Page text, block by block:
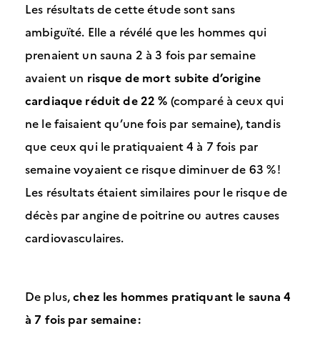
Les résultats de cette étude sont sans
ambiguïté. Elle a révélé que les hommes qui
prenaient un sauna 2 à 3 fois par semaine
avaient un risque de mort subite d’origine
cardiaque réduit de 22 % (comparé à ceux qui
ne le faisaient qu’une fois par semaine), tandis
que ceux qui le pratiquaient 4 à 7 fois par
semaine voyaient ce risque diminuer de 63 % !
Les résultats étaient similaires pour le risque de
décès par angine de poitrine ou autres causes
cardiovasculaires.
De plus,chez les hommes pratiquant le sauna 4
à 7 fois par semaine :